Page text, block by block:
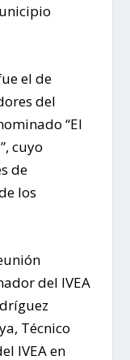
el de
del
“El
cuyo
de
los
del IVEA
Técnico
IVEA en